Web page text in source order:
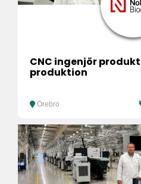
CNC ingenjör
produktion
Örebro